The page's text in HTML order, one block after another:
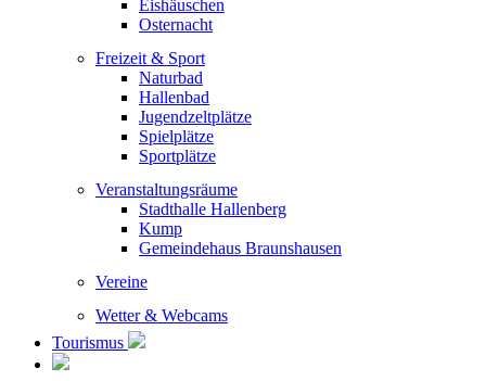
Eishäuschen
Osternacht
Freizeit & Sport
Naturbad
Hallenbad
Jugendzeltplätze
Spielplätze
Sportplätze
Veranstaltungsräume
Stadthalle Hallenberg
Kump
Gemeindehaus Braunshausen
Vereine
Wetter & Webcams
Tourismus